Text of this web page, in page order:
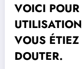
VOICI
VOUS
DOUTER.